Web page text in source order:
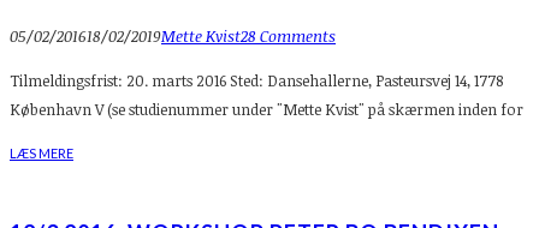
05/02/201618/02/2019Mette Kvist28 Comments
Tilmeldingsfrist: 20. marts 2016 Sted: Dansehallerne, Pasteursvej 14, 1778
København V (se studienummer under "Mette Kvist" på skærmen inden for
LÆS MERE